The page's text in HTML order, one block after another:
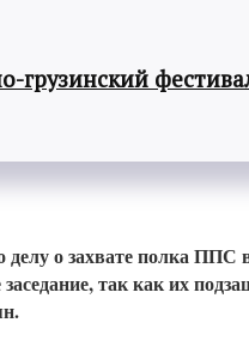
делу о захвате полка
заседание, так как их